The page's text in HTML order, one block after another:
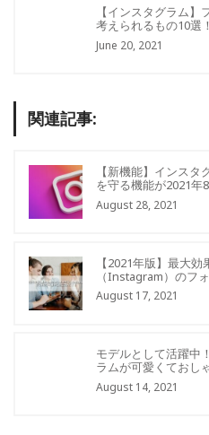
【インスタグラム
考えられるもの10選！
June 20, 2021
関連記事:
【新機能】インス
を守る機能が2021年
August 28, 2021
【2021年版】最大
（Instagram）のフ
August 17, 2021
モデルとして活躍中
ラムが可愛くておし
August 14, 2021